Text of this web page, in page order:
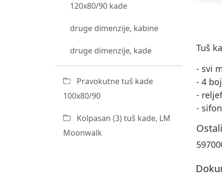
120x80/90 kade
druge dimenzije, kabine
druge dimenzije, kade
Pravokutne tuš kade
100x80/90
Kolpasan (3) tuš kade, LM
Moonwalk
Tuš
- svi
- 4
-
-